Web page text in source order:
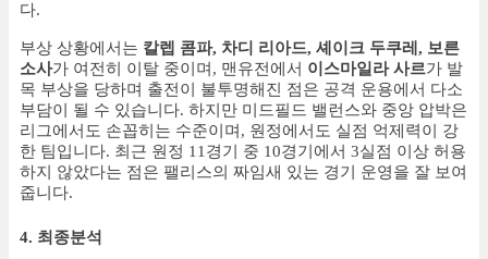
다.
부상 상황에서는 칼렙 콤파, 차디 리아드, 셰이크 두쿠레, 보른
소사가 여전히 이탈 중이며, 맨유전에서 이스마일라 사르가 발
목 부상을 당하며 출전이 불투명해진 점은 공격 운용에서 다소
부담이 될 수 있습니다. 하지만 미드필드 밸런스와 중앙 압박은
리그에서도 손꼽히는 수준이며, 원정에서도 실점 억제력이 강
한 팀입니다. 최근 원정 11경기 중 10경기에서 3실점 이상 허용
하지 않았다는 점은 팰리스의 짜임새 있는 경기 운영을 잘 보여
줍니다.
4. 최종분석